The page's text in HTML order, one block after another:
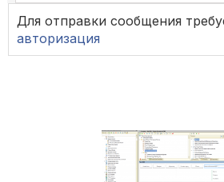
Для отправки сообщения
авторизация